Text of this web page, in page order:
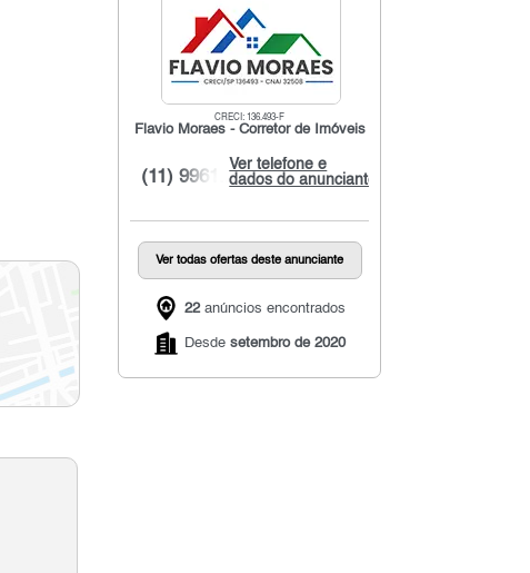
CRECI: 136.493-F
Flavio Moraes - Corretor de Imóveis
Ver telefone e
dados do anunciante
(11) 9961...
Ver todas ofertas deste anunciante
22anúncios encontrados
Desdesetembro de 2020